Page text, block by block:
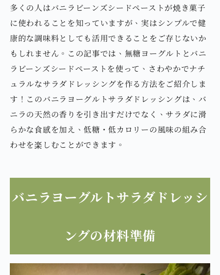
多くの人はバニラビーンズシードペーストが焼き菓子
に使われることを知っていますが、実はシンプルで健
康的な調味料としても活用できることをご存じないか
もしれません。この記事では、無糖ヨーグルトとバニ
ラビーンズシードペーストを使って、さわやかでナチ
ュラルなサラダドレッシングを作る方法をご紹介しま
す！このバニラヨーグルトサラダドレッシングは、バ
ニラの天然の香りを引き出すだけでなく、サラダに滑
らかな食感を加え、低糖・低カロリーの風味の組み合
わせを楽しむことができます。
バニラヨーグルトサラダドレッシ
ングの材料準備